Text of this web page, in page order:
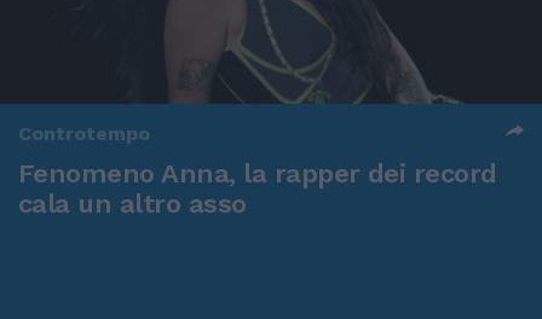
Controtempo
Fenomeno Anna, la rapper dei record
cala un altro asso